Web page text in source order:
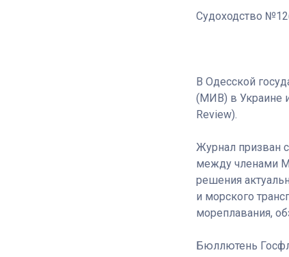
Судоходство
В Одесской
(МИВ) в Украине
Review).
Журнал призван
между членами
решения
и морского
мореплавания,
Бюллютень